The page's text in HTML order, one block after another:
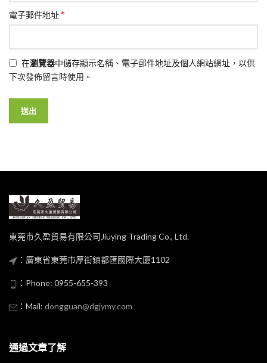
電子郵件地址*
在瀏覽器中儲存顯示名稱、電子郵件地址及個人網站網址，以供
下次發佈留言時使用。
東莞市久盈貿易有限公司Jiuying Trading Co., Ltd.
：廣東省東莞市厚街鎮都匯國際大廈1102
：Phone: 0955-655-393
：Mail: dongguan@dgjymy.com
通過文章了解